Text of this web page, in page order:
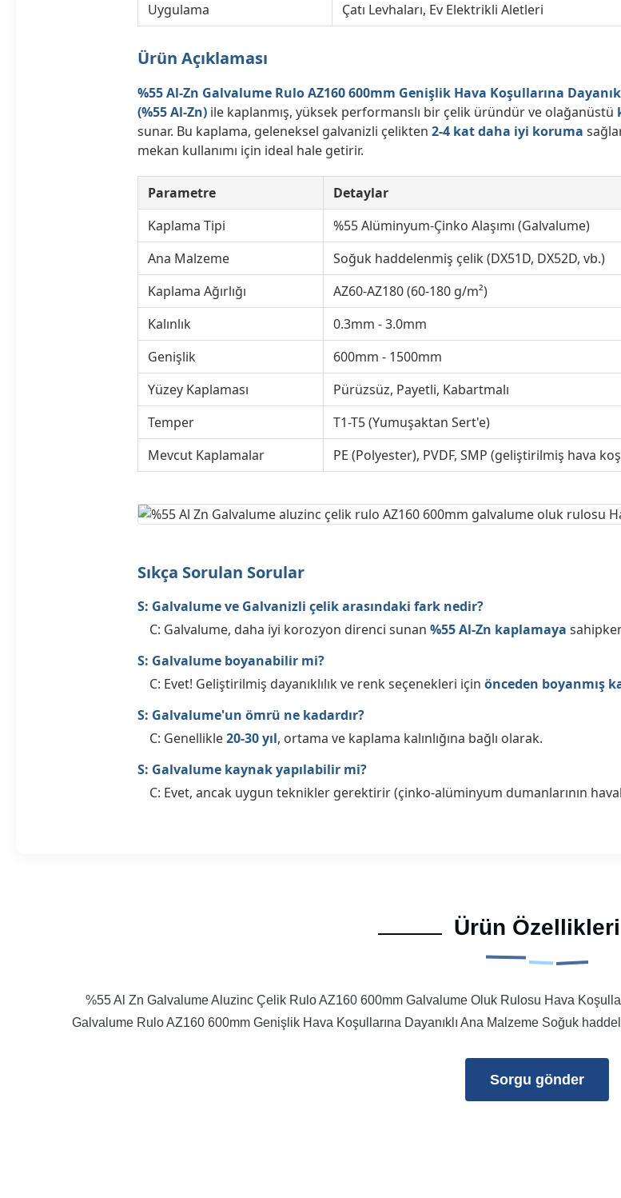
Uygulama
Çatı Levhaları, Ev Elektrikli Aletleri
Ürün Açıklaması
%55 Al-Zn Galvalume Rulo AZ160 600mm Genişlik Hava Koşullarına
(%55 Al-Zn) ile kaplanmış, yüksek performanslı bir çelik üründür ve olağanüstü
sunar. Bu kaplama, geleneksel galvanizli çelikten 2-4 kat daha iyi koruma
mekan kullanımı için ideal hale getirir.
Parametre
Detaylar
Kaplama Tipi
%55 Alüminyum-Çinko Alaşımı (Galvalume)
Ana Malzeme
Soğuk haddelenmiş çelik (DX51D, DX52D, vb.)
Kaplama Ağırlığı
AZ60-AZ180 (60-180 g/m²)
Kalınlık
0.3mm - 3.0mm
Genişlik
600mm - 1500mm
Yüzey Kaplaması
Pürüzsüz, Payetli, Kabartmalı
Temper
T1-T5 (Yumuşaktan Sert'e)
Mevcut Kaplamalar
PE (Polyester), PVDF, SMP (geliştirilmiş hava
Sıkça Sorulan Sorular
S: Galvalume ve Galvanizli çelik arasındaki fark nedir?
C: Galvalume, daha iyi korozyon direnci sunan %55 Al-Zn kaplamaya
S: Galvalume boyanabilir mi?
C: Evet! Geliştirilmiş dayanıklılık ve renk seçenekleri için önceden boyanmış
S: Galvalume'un ömrü ne kadardır?
C: Genellikle20-30 yıl, ortama ve kaplama kalınlığına bağlı olarak.
S: Galvalume kaynak yapılabilir mi?
C: Evet, ancak uygun teknikler gerektirir (çinko-alüminyum dumanlarının
Ürün Özellikleri
%55 Al Zn Galvalume Aluzinc Çelik Rulo AZ160 600mm Galvalume Oluk Rulosu Hava
Galvalume Rulo AZ160 600mm Genişlik Hava Koşullarına Dayanıklı Ana Malzeme Soğuk
Sorgu gönder